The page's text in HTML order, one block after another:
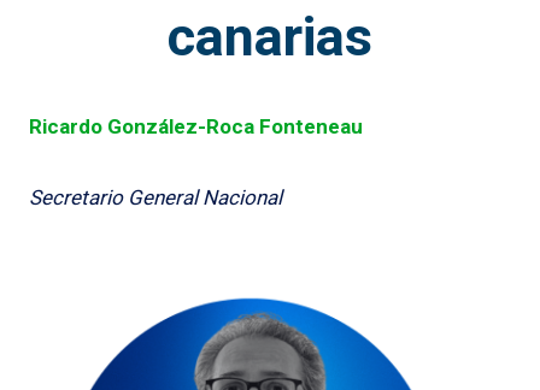
canarias
Ricardo González-Roca Fonteneau
Secretario General Nacional